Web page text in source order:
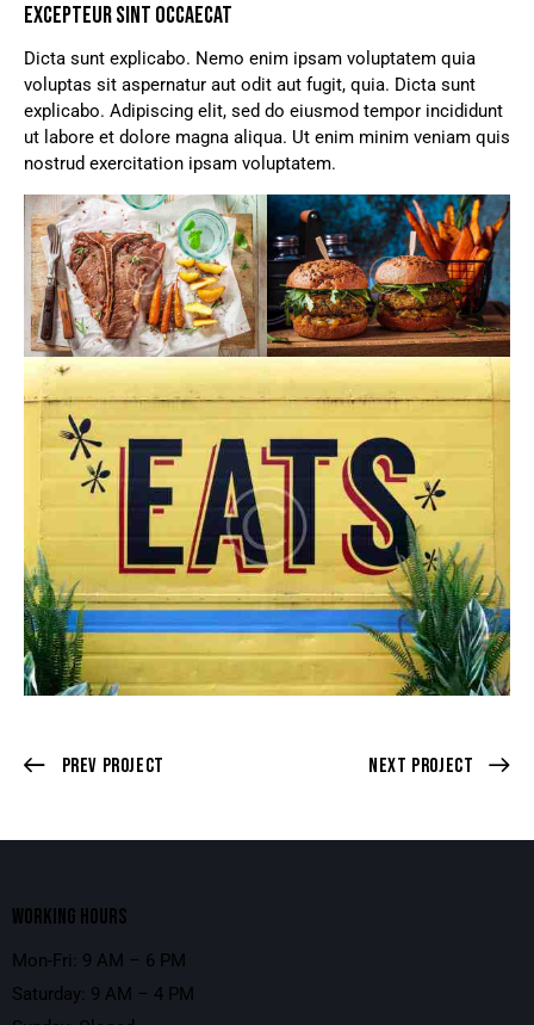
EXCEPTEUR SINT OCCAECAT
Dicta sunt explicabo. Nemo enim ipsam voluptatem quia
voluptas sit aspernatur aut odit aut fugit, quia. Dicta sunt
explicabo. Adipiscing elit, sed do eiusmod tempor incididunt
ut labore et dolore magna aliqua. Ut enim minim veniam quis
nostrud exercitation ipsam voluptatem.
Prev Project Next Project
WORKING HOURS
Mon-Fri: 9 AM – 6 PM
Saturday: 9 AM – 4 PM